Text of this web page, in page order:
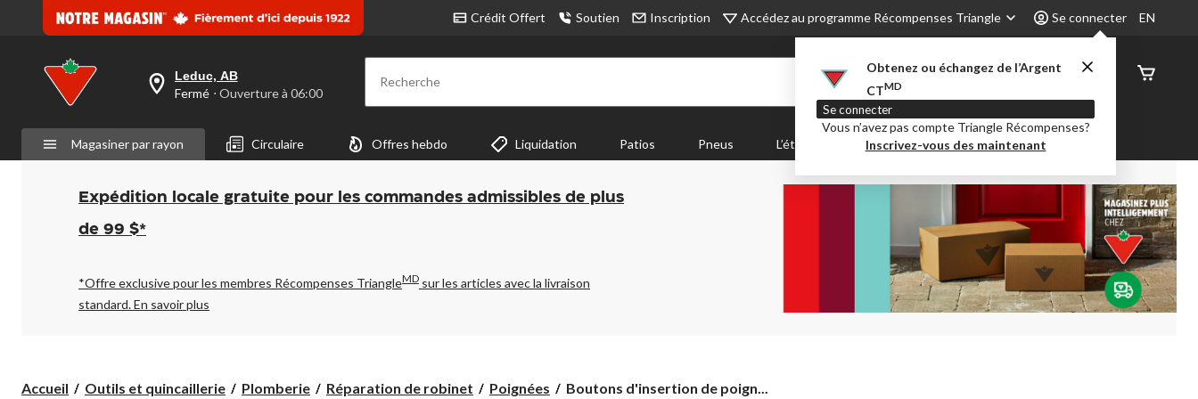
Crédit Offert Soutien Inscription Accédez au programme Récompenses Triangle Se connecter
Obtenez ou échangez de l’Argent
CTMD
Se connecter
Vous n’avez pas compte Triangle Récompenses?
Inscrivez-vous des maintenant
EN
votre
est
Leduc,
AB,
Fermé,
Ouverture
à
pour
changer
Leduc, AB
Fermé ⋅ Ouverture à 06:00 Recherche
État de
Magasiner par rayon Circulaire Offres hebdo Liquidation Patios Pneus L’été Party City Centre-auto
Expédition locale gratuite pour les commandes admissibles de plus
de 99 $*
*Offre exclusive pour les membres Récompenses TriangleMD sur les articles avec la livraison
standard.En savoir plus
Accueil Outils et quincaillerie Plomberie Réparation de robinet Poignées
Boutons
Boutons d'insertion de poign...